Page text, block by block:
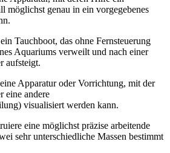
möglichst genau in ein vorgegebenes
Tauchboot, das ohne Fernsteuerung
Aquariums verweilt und nach einer
aufsteigt.
Apparatur oder Vorrichtung, mit der
eine andere
visualisiert werden kann.
eine möglichst präzise arbeitende
sehr unterschiedliche Massen bestimmt